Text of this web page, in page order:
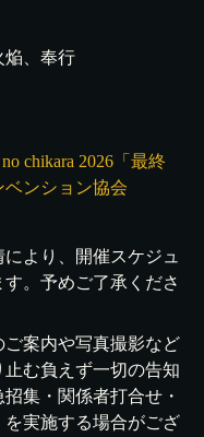
焔、奉行
chikara 2026「最終
ンション協会
より、開催スケジュ
。予めご了承くださ
案内や写真撮影など
む負えず一切の告知
集・関係者打合せ・
実施する場合がござ